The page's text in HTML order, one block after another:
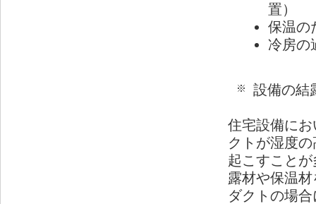
置）
保温の
冷房の
※ 設備の結
住宅設備に
クトが湿度
起こすこと
露材や保温
ダクトの場